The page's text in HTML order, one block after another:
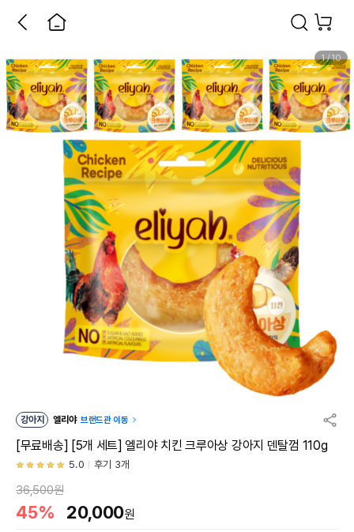
1/10
강아지 엘리야 브랜드관 이동
[무료배송] [5개 세트] 엘리야 치킨 크루아상 강아지 덴탈껌 110g
5.0 후기 3개
36,500원
45% 20,000원